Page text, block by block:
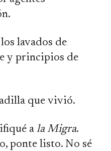
lavados de
y principios de
que vivió.
a la Migra.
ponte listo. No sé